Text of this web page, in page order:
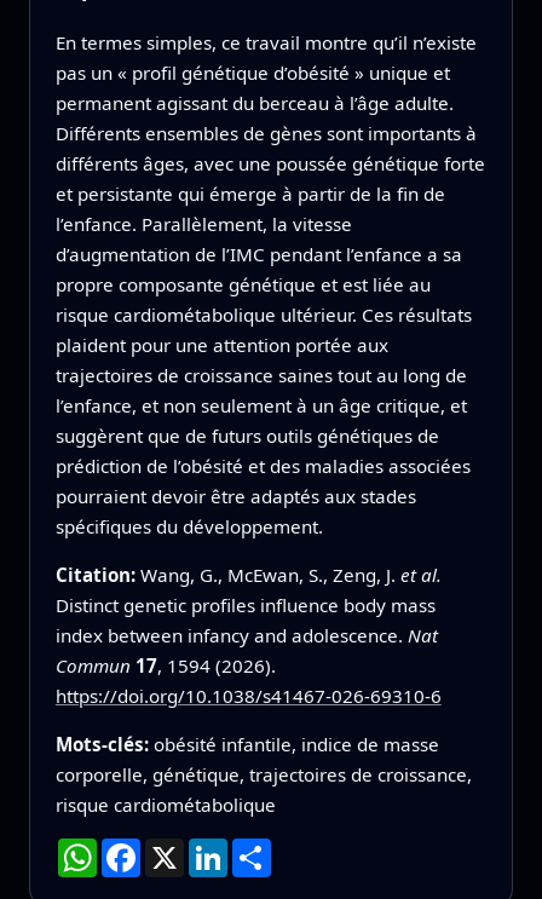
En termes simples, ce travail montre qu’il n’existe
pas un « profil génétique d’obésité » unique et
permanent agissant du berceau à l’âge adulte.
Différents ensembles de gènes sont importants à
différents âges, avec une poussée génétique forte
et persistante qui émerge à partir de la fin de
l’enfance. Parallèlement, la vitesse
d’augmentation de l’IMC pendant l’enfance a sa
propre composante génétique et est liée au
risque cardiométabolique ultérieur. Ces résultats
plaident pour une attention portée aux
trajectoires de croissance saines tout au long de
l’enfance, et non seulement à un âge critique, et
suggèrent que de futurs outils génétiques de
prédiction de l’obésité et des maladies associées
pourraient devoir être adaptés aux stades
spécifiques du développement.
Citation: Wang, G., McEwan, S., Zeng, J. et al.
Distinct genetic profiles influence body mass
index between infancy and adolescence. Nat
Commun 17, 1594 (2026).
https://doi.org/10.1038/s41467-026-69310-6
Mots-clés: obésité infantile, indice de masse
corporelle, génétique, trajectoires de croissance,
risque cardiométabolique
WhatsApp
Facebook
X LinkedInPartager